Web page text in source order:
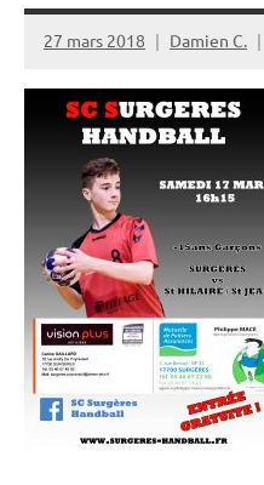
27 mars 2018 Damien C.